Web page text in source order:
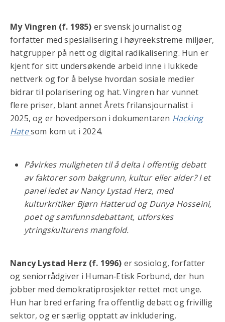
My Vingren (f. 1985) er svensk journalist og
forfatter med spesialisering i høyreekstreme miljøer,
hatgrupper på nett og digital radikalisering. Hun er
kjent for sitt undersøkende arbeid inne i lukkede
nettverk og for å belyse hvordan sosiale medier
bidrar til polarisering og hat. Vingren har vunnet
flere priser, blant annet Årets frilansjournalist i
2025, og er hovedperson i dokumentaren Hacking
Hatesom kom ut i 2024.
Påvirkes muligheten til å delta i offentlig debatt
av faktorer som bakgrunn, kultur eller alder? I et
panel ledet av Nancy Lystad Herz, med
kulturkritiker Bjørn Hatterud og Dunya Hosseini,
poet og samfunnsdebattant, utforskes
ytringskulturens mangfold.
Nancy Lystad Herz (f. 1996) er sosiolog, forfatter
og seniorrådgiver i Human‑Etisk Forbund, der hun
jobber med demokratiprosjekter rettet mot unge.
Hun har bred erfaring fra offentlig debatt og frivillig
sektor, og er særlig opptatt av inkludering,